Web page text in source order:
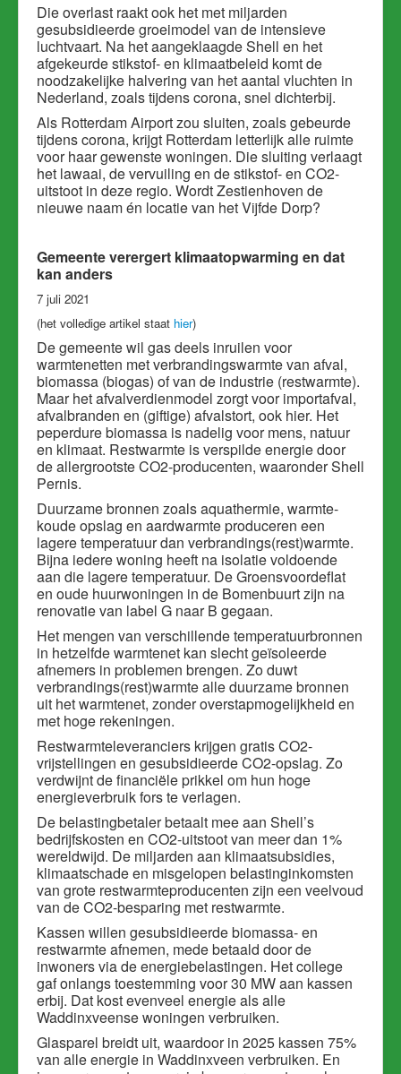
Die overlast raakt ook het met miljarden
gesubsidieerde groeimodel van de intensieve
luchtvaart. Na het aangeklaagde Shell en het
afgekeurde stikstof- en klimaatbeleid komt de
noodzakelijke halvering van het aantal vluchten in
Nederland, zoals tijdens corona, snel dichterbij.
Als Rotterdam Airport zou sluiten, zoals gebeurde
tijdens corona, krijgt Rotterdam letterlijk alle ruimte
voor haar gewenste woningen. Die sluiting verlaagt
het lawaai, de vervuiling en de stikstof- en CO2-
uitstoot in deze regio. Wordt Zestienhoven de
nieuwe naam én locatie van het Vijfde Dorp?
Gemeente verergert klimaatopwarming en dat
kan anders
7 juli 2021
(het volledige artikel staat hier)
De gemeente wil gas deels inruilen voor
warmtenetten met verbrandingswarmte van afval,
biomassa (biogas) of van de industrie (restwarmte).
Maar het afvalverdienmodel zorgt voor importafval,
afvalbranden en (giftige) afvalstort, ook hier. Het
peperdure biomassa is nadelig voor mens, natuur
en klimaat. Restwarmte is verspilde energie door
de allergrootste CO2-producenten, waaronder Shell
Pernis.
Duurzame bronnen zoals aquathermie, warmte-
koude opslag en aardwarmte produceren een
lagere temperatuur dan verbrandings(rest)warmte.
Bijna iedere woning heeft na isolatie voldoende
aan die lagere temperatuur. De Groensvoordeflat
en oude huurwoningen in de Bomenbuurt zijn na
renovatie van label G naar B gegaan.
Het mengen van verschillende temperatuurbronnen
in hetzelfde warmtenet kan slecht geïsoleerde
afnemers in problemen brengen. Zo duwt
verbrandings(rest)warmte alle duurzame bronnen
uit het warmtenet, zonder overstapmogelijkheid en
met hoge rekeningen.
Restwarmteleveranciers krijgen gratis CO2-
vrijstellingen en gesubsidieerde CO2-opslag. Zo
verdwijnt de financiële prikkel om hun hoge
energieverbruik fors te verlagen.
De belastingbetaler betaalt mee aan Shell’s
bedrijfskosten en CO2-uitstoot van meer dan 1%
wereldwijd. De miljarden aan klimaatsubsidies,
klimaatschade en misgelopen belastinginkomsten
van grote restwarmteproducenten zijn een veelvoud
van de CO2-besparing met restwarmte.
Kassen willen gesubsidieerde biomassa- en
restwarmte afnemen, mede betaald door de
inwoners via de energiebelastingen. Het college
gaf onlangs toestemming voor 30 MW aan kassen
erbij. Dat kost evenveel energie als alle
Waddinxveense woningen verbruiken.
Glasparel breidt uit, waardoor in 2025 kassen 75%
van alle energie in Waddinxveen verbruiken. En